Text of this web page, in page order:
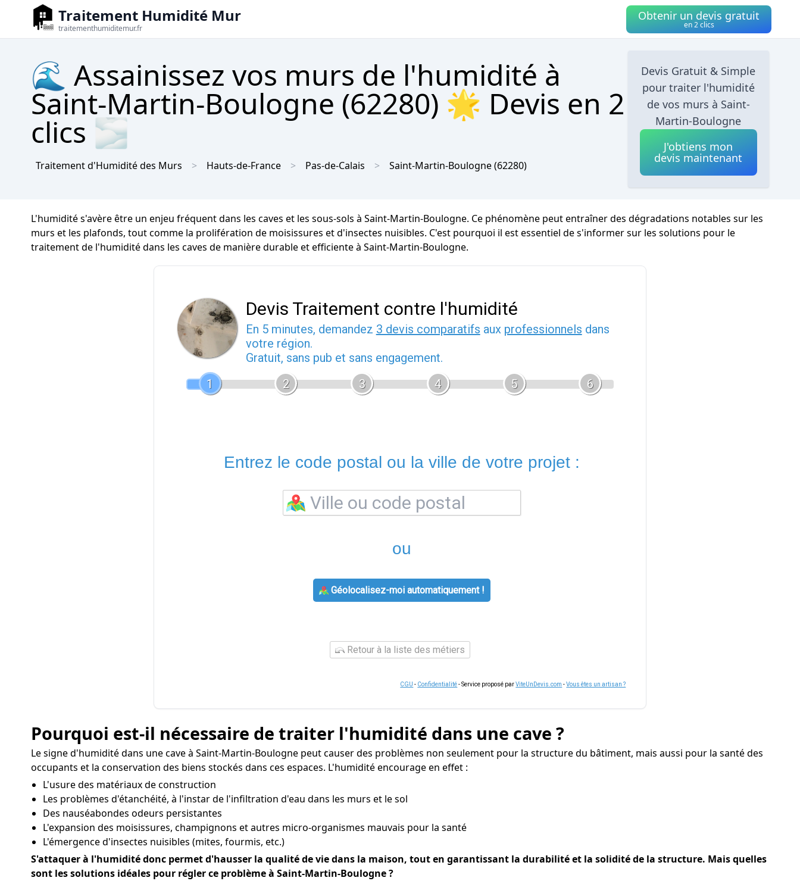
Traitement Humidité Mur
traitementhumiditemur.fr
Obtenir un devis gratuit
en 2 clics
🌊 Assainissez vos murs de l'humidité à
Saint-Martin-Boulogne (62280) 🌟 Devis en 2
clics 🌫
Traitement d'Humidité des Murs Hauts-de-France Pas-de-Calais Saint-Martin-Boulogne(62280)
Devis Gratuit & Simple
pour traiter l'humidité
de vos murs à Saint-
Martin-Boulogne
J'obtiens mon
devis maintenant
L'humidité s'avère être un enjeu fréquent dans les caves et les sous-sols à Saint-Martin-Boulogne. Ce phénomène peut entraîner des dégradations notables sur les
murs et les plafonds, tout comme la prolifération de moisissures et d'insectes nuisibles. C'est pourquoi il est essentiel de s'informer sur les solutions pour le
traitement de l'humidité dans les caves de manière durable et efficiente à Saint-Martin-Boulogne.
Devis Traitement contre l'humidité
En 5 minutes, demandez 3 devis comparatifs aux professionnels dans
votre région.
Gratuit, sans pub et sans engagement.
1
2 3 4 5 6
Entrez le code postal ou la ville de votre projet :
ou
Géolocalisez-moi automatiquement !
Retour à la liste des métiers
CGU - Confidentialité- Service proposé parViteUnDevis.com -Vous êtes un artisan ?
Pourquoi est-il nécessaire de traiter l'humidité dans une cave ?
Le signe d'humidité dans une cave à Saint-Martin-Boulogne peut causer des problèmes non seulement pour la structure du bâtiment, mais aussi pour la santé des
occupants et la conservation des biens stockés dans ces espaces. L'humidité encourage en effet :
L'usure des matériaux de construction
Les problèmes d'étanchéité, à l'instar de l'infiltration d'eau dans les murs et le sol
Des nauséabondes odeurs persistantes
L'expansion des moisissures, champignons et autres micro-organismes mauvais pour la santé
L'émergence d'insectes nuisibles (mites, fourmis, etc.)
S'attaquer à l'humidité donc permet d'hausser la qualité de vie dans la maison, tout en garantissant la durabilité et la solidité de la structure. Mais quelles
sont les solutions idéales pour régler ce problème à Saint-Martin-Boulogne ?